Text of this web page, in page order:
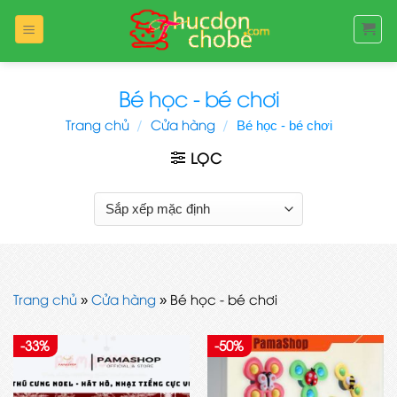
qua
Bé học - bé chơi
Trang chủ / Cửa hàng / Bé học - bé chơi
LỌC
Trang chủ » Cửa hàng » Bé học - bé chơi
-33% -50%